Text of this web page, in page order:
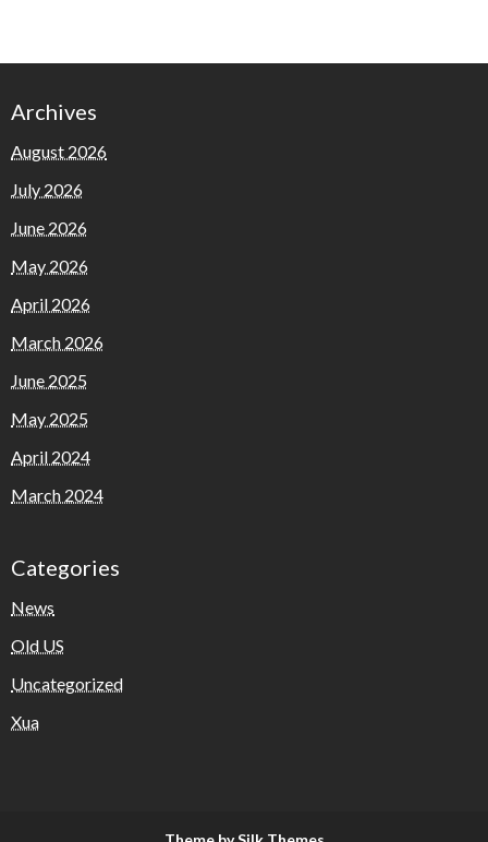
Archives
August 2026
July 2026
June 2026
May 2026
April 2026
March 2026
June 2025
May 2025
April 2024
March 2024
Categories
News
Old US
Uncategorized
Xua